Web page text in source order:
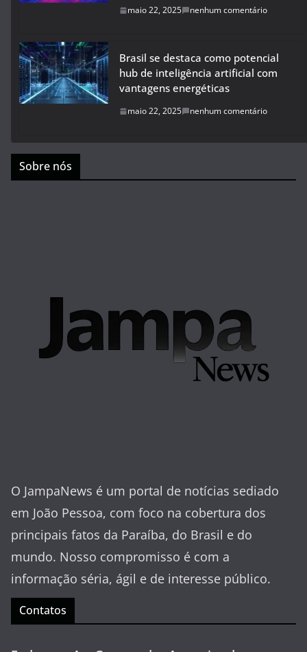
maio 22, 2025 nenhum comentário
Brasil se destaca como potencial
hub de inteligência artificial com
vantagens energéticas
maio 22, 2025 nenhum comentário
Sobre nós
O JampaNews é um portal de notícias sediado
em João Pessoa, com foco na cobertura dos
principais fatos da Paraíba, do Brasil e do
mundo. Nosso compromisso é com a
informação séria, ágil e de interesse público.
Contatos